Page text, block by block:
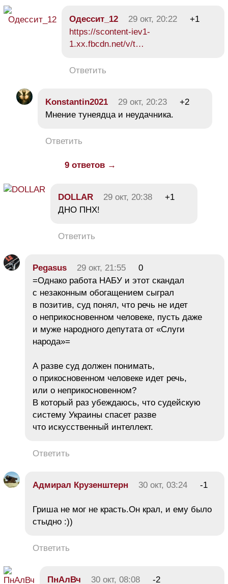
Одессит_12 29 окт, 20:22
+1
https://scontent-iev1-
1.xx.fbcdn.net/v/t…
Ответить
Konstantin2021 29 окт, 20:23
+2
Мнение тунеядца и неудачника.
Ответить
9 ответов →
DOLLAR 29 окт, 20:38
+1
ДНО ПНХ!
Ответить
Pegasus 29 окт, 21:55
0
=Однако работа НАБУ и этот скандал
с незаконным обогащением сыграл
в позитив, суд понял, что речь не идет
о неприкосновенном человеке, пусть даже
и муже народного депутата от «Слуги
народа»=
А разве суд должен понимать,
о прикосновенном человеке идет речь,
или о неприкосновенном?
В который раз убеждаюсь, что судейскую
систему Украины спасет разве
что искусственный интеллект.
Ответить
Адмирал Крузенштерн 30 окт, 03:24 -1
Гриша не мог не красть.Он крал, и ему было
стыдно :))
Ответить
ПнАлВч 30 окт, 08:08
-2